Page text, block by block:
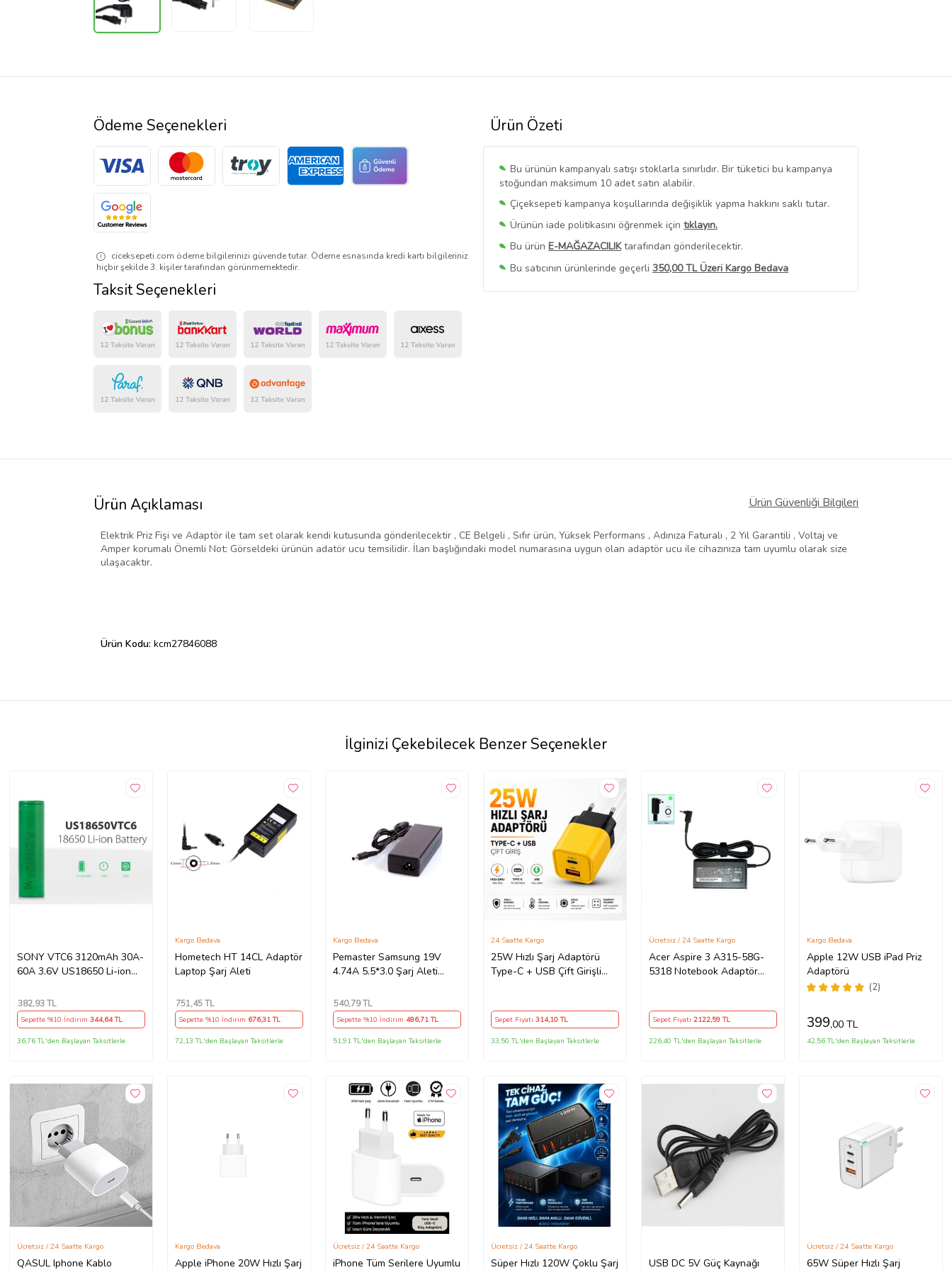
Ürün Özeti
Bu ürünün kampanyalı satışı stoklarla sınırlıdır. Bir tüketici bu kampanya
stoğundan maksimum 10 adet satın alabilir.
Çiçeksepeti kampanya koşullarında değişiklik yapma hakkını saklı tutar.
Ürünün iade politikasını öğrenmek için tıklayın.
Bu ürün E-MAĞAZACILIKtarafından gönderilecektir.
Bu satıcının ürünlerinde geçerli 350,00 TL Üzeri Kargo Bedava
Bu SatıcınınTüm Ürünlerini Görüntüle
Ödeme Seçenekleri
ciceksepeti.com ödeme bilgilerinizi güvende tutar. Ödeme esnasında kredi kartı bilgileriniz
hiçbir şekilde 3. kişiler tarafından görünmemektedir.
Taksit Seçenekleri
Ürün Açıklaması Ürün Güvenliği Bilgileri
Elektrik Priz Fişi ve Adaptör ile tam set olarak kendi kutusunda gönderilecektir , CE Belgeli , Sıfır ürün, Yüksek Performans , Adınıza Faturalı , 2 Yıl Garantili , Voltaj ve
Amper korumalı Önemli Not: Görseldeki ürünün adatör ucu temsilidir. İlan başlığındaki model numarasına uygun olan adaptör ucu ile cihazınıza tam uyumlu olarak size
ulaşacaktır.
Ürün Kodu: kcm27846088
İlginizi Çekebilecek Benzer Seçenekler
SONY VTC6 3120mAh 30A-
60A 3.6V US18650 Li-ion
382,93 TL
Sepette %10 İndirim 344,64 TL
36,76 TL'den Başlayan Taksitlerle
Hometech HT 14CL Adaptör
Laptop Şarj Aleti
Kargo Bedava
751,45 TL
Sepette %10 İndirim 676,31 TL
72,13 TL'den Başlayan Taksitlerle
Pemaster Samsung 19V
4.74A 5.5*3.0 Şarj Aleti
Kargo Bedava
540,79 TL
Sepette %10 İndirim 486,71 TL
51,91 TL'den Başlayan Taksitlerle
25W Hızlı Şarj Adaptörü
Type-C + USB Çift Girişli
24 Saatte Kargo
Sepet Fiyatı 314,10 TL
33,50 TL'den Başlayan Taksitlerle
Acer Aspire 3 A315-58G-
5318 Notebook Adaptör
Ücretsiz / 24 Saatte Kargo
Sepet Fiyatı2122,59 TL
226,40 TL'den Başlayan Taksitlerle
Apple 12W USB iPad Priz
Adaptörü
(2)
Kargo Bedava
399,00 TL
42,56 TL'den Başlayan Taksitlerle
QASUL Iphone Kablo
Ücretsiz / 24 Saatte Kargo
Apple iPhone 20W Hızlı Şarj
Kargo Bedava
iPhone Tüm Serilere Uyumlu
Ücretsiz / 24 Saatte Kargo
Süper Hızlı 120W Çoklu Şarj
Ücretsiz / 24 Saatte Kargo
USB DC 5V Güç Kaynağı
65W Süper Hızlı Şarj
Ücretsiz / 24 Saatte Kargo